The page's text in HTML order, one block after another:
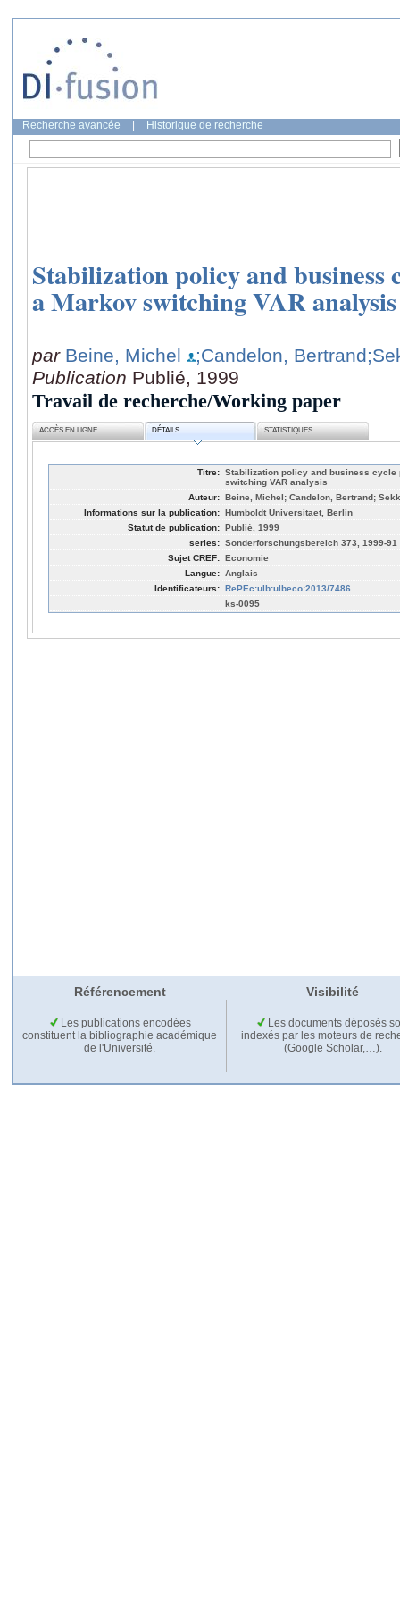
Recherche avancée Historique de recherche
Stabilization policy and business
a Markov switching VAR analysis
par Beine, Michel ;Candelon, Bertrand
Publication Publié, 1999
Travail de recherche/Working paper
ACCÈS EN LIGNE DÉTAILS STATISTIQUES
Titre: Stabilization policy and business cycle
switching VAR analysis
Auteur: Beine, Michel; Candelon, Bertrand;
Informations sur la publication: Humboldt Universitaet, Berlin
Statut de publication: Publié, 1999
series: Sonderforschungsbereich 373, 1999-91
Sujet CREF: Economie
Langue: Anglais
Identificateurs: RePEc:ulb:ulbeco:2013/7486
ks-0095
Référencement Visibilité
Les publications encodées
constituent la bibliographie académique
de l'Université.
Les documents déposés
indexés par les moteurs de
(Google Scholar,…).